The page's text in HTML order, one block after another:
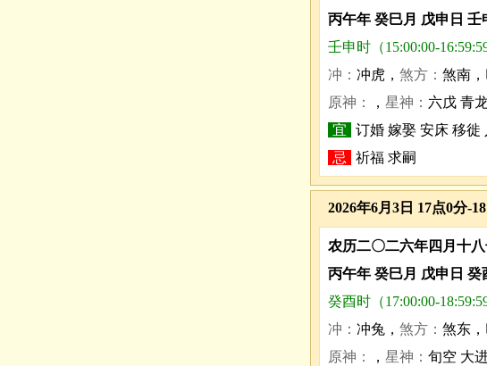
丙午年 癸巳月 戊申日 壬
壬申时（15:00:00-
冲： 冲虎， 煞方： 煞南，
原神：
， 星神： 六戊 青
宜
订婚 嫁娶 安床 移徙
忌
祈福 求嗣
2026年6月3日 17点0分-
农历二〇二六年四月十
丙午年 癸巳月 戊申日 癸
癸酉时（17:00:00-
冲： 冲兔， 煞方： 煞东，
原神：
， 星神： 旬空 大